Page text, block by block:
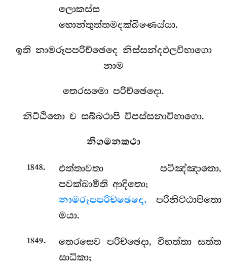
ලොකස්ස
හොන්තුත්තමදක්ඛිණෙය්යා.
ඉති නාමරූපපරිච්ඡෙදෙ නිස්සන්දඵලවිභාගො
නාම
තෙරසමො පරිච්ඡෙදො.
නිට්ඨිතො ච සබ්බථාපි විපස්සනාවිභාගො.
නිගමනකථා
1848.
එත්තාවතා පටිඤ්ඤාතො,
පවක්ඛාමීති ආදිතො;
නාමරූපපරිච්ඡෙදො, පරිනිට්ඨාපිතො
මයා.
1849.
තෙරසෙව පරිච්ඡෙදා, විභත්තා සත්ත
සාධිකා;